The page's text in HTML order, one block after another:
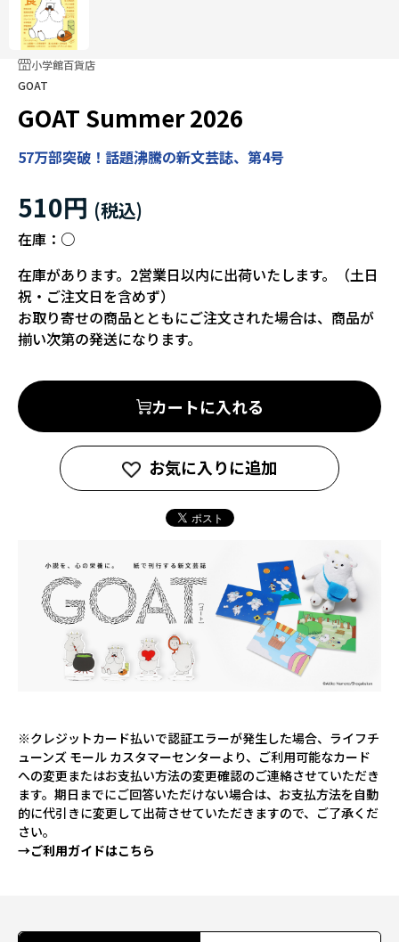
小学館百貨店
GOAT
GOAT Summer 2026
57万部突破！話題沸騰の新文芸誌、第4号
510円
在庫： ○
在庫があります。2営業日以内に出荷いたします。（土日
祝・ご注文日を含めず）
お取り寄せの商品とともにご注文された場合は、商品が
揃い次第の発送になります。
カートに入れる
お気に入りに追加
※クレジットカード払いで認証エラーが発生した場合、ライフチ
ューンズ モール カスタマーセンターより、ご利用可能なカード
への変更またはお支払い方法の変更確認のご連絡させていただき
ます。期日までにご回答いただけない場合は、お支払方法を自動
的に代引きに変更して出荷させていただきますので、ご了承くだ
さい。
→ご利用ガイドはこちら